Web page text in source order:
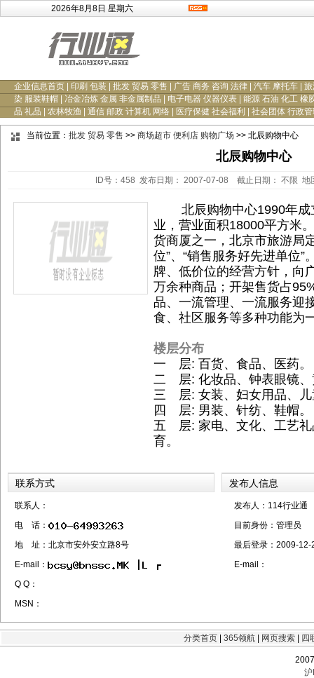
2026年8月8日 星期六
企业信息首页 印刷 包装 批发 贸易 零售 广告 商务 咨询 法律 汽车 摩托车
旅
染 服装鞋帽
冶金冶炼 金属 非金属制品 电子电器 仪器仪表
能源 石油 化工 橡
品 礼品
农林牧渔 通信 邮政 计算机 网络 医疗保健 社会福利 社会团体 行政
当前位置： 批发 贸易 零售 >> 商场超市 便利店 购物广场 >> 北辰购物中心
北辰购物中心
ID号：458 发布日期： 2007-07-08 截止日期： 不限 地
北辰购物中心1990年成
业，营业面积18000平方米
货商厦之一，北京市旅游局
位”、“销售服务好先进单位
牌、低价位的经营方针，向
万余种商品；开架售货占
品、一流管理、一流服务迎
食、社区服务等多种功能
楼层分布
一 层: 百货、食品、医药。
二 层: 化妆品、钟表眼镜、
三 层: 女装、妇女用品、儿
四 层: 男装、针纺、鞋帽。
五 层: 家电、文化、工艺礼
育。
联系方式
联系人：
电 话：
地 址：北京市安外安立路8号
E-mail：
Q Q：
MSN：
发布人信息
发布人：114行业通
目前身份： 管理员
最后登录： 2009-12-
E-mail：
分类首页 365领航 网页搜索 四